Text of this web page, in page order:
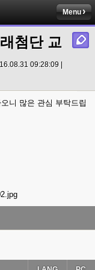
Menu
첨단 교
09:28:09 |
니 많은 관심 부탁드립